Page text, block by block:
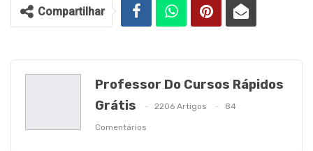
Compartilhar
Professor Do Cursos Rápidos
Grátis
2206 Artigos 84
Comentários